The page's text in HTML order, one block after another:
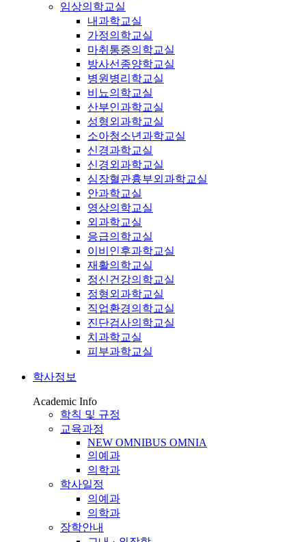
임상의학교실
내과학교실
가정의학교실
마취통증의학교실
방사선종양학교실
병원병리학교실
비뇨의학교실
산부인과학교실
성형외과학교실
소아청소년과학교실
신경과학교실
신경외과학교실
심장혈관흉부외과학교실
안과학교실
영상의학교실
외과학교실
응급의학교실
이비인후과학교실
재활의학교실
정신건강의학교실
정형외과학교실
직업환경의학교실
진단검사의학교실
치과학교실
피부과학교실
학사정보
Academic Info
학칙 및 규정
교육과정
NEW OMNIBUS OMNIA
의예과
의학과
학사일정
의예과
의학과
장학안내